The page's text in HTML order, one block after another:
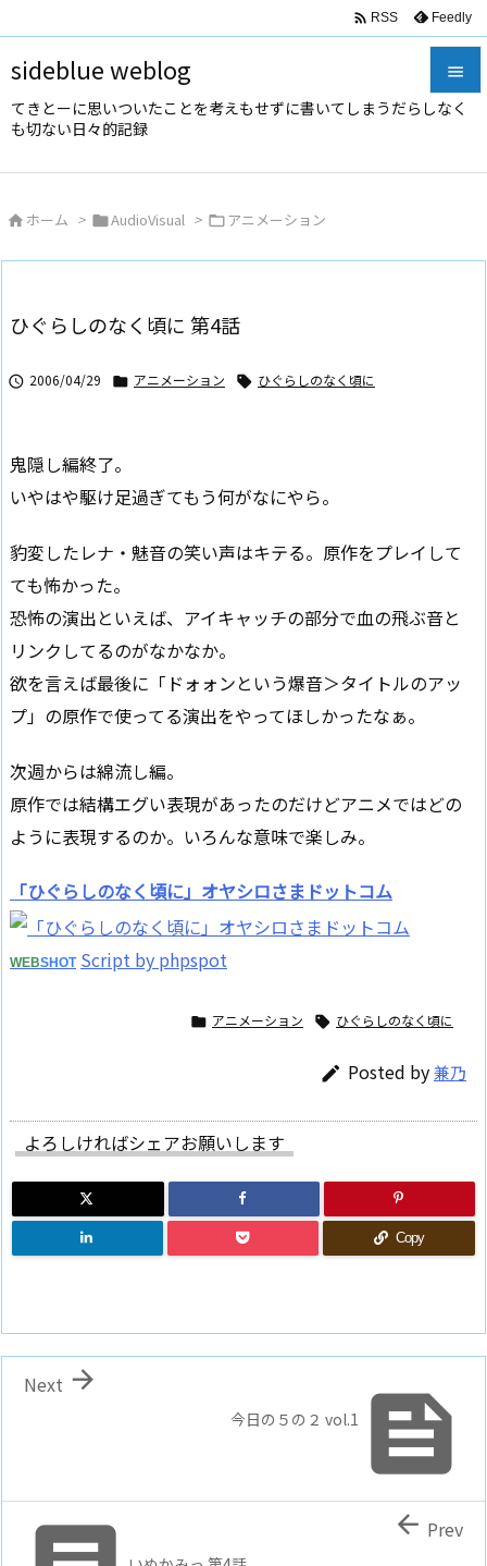
sideblue weblog
てきとーに思いついたことを考えもせずに書いてしまうだらしなく
も切ない日々的記録



 RSS Feedly
 ホーム > AudioVisual > アニメーション
ひぐらしのなく頃に 第4話
 2006/04/29  アニメーション  ひぐらしのなく頃に
鬼隠し編終了。
いやはや駆け足過ぎてもう何がなにやら。
豹変したレナ・魅音の笑い声はキテる。原作をプレイして
ても怖かった。
恐怖の演出といえば、アイキャッチの部分で血の飛ぶ音と
リンクしてるのがなかなか。
欲を言えば最後に「ドォォンという爆音＞タイトルのアッ
プ」の原作で使ってる演出をやってほしかったなぁ。
次週からは綿流し編。
原作では結構エグい表現があったのだけどアニメではどの
ように表現するのか。いろんな意味で楽しみ。
「ひぐらしのなく頃に」オヤシロさまドットコム
WEBSHOT Script by phpspot
 アニメーション  ひぐらしのなく頃に
 Posted by兼乃
よろしければシェアお願いします
Copy

今日の５の２ vol.1

Next
 Prev